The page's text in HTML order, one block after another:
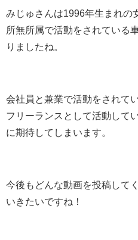
みじゅさんは1996年生まれの
所無所属で活動をされている
りましたね。
会社員と兼業で活動をされて
フリーランスとして活動して
に期待してしまいます。
今後もどんな動画を投稿して
いきたいですね！